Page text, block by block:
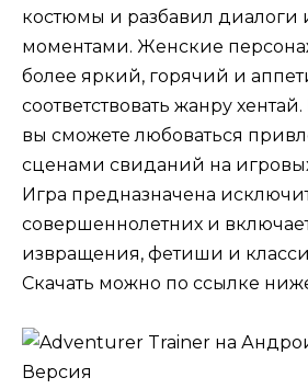
костюмы и разбавил диалоги
моментами. Женские
более яркий, горячий и
соответствовать жанру
вы сможете любоваться
сценами свиданий на
Игра предназначена
совершеннолетних и
извращения, фетиши и
Скачать можно по ссылке